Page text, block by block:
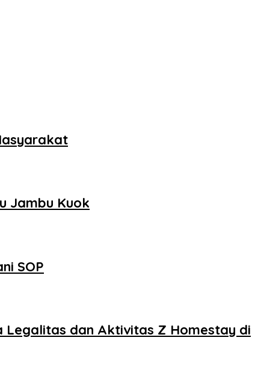
Jambu Kuok
SOP
Legalitas dan Aktivitas Z Homestay di